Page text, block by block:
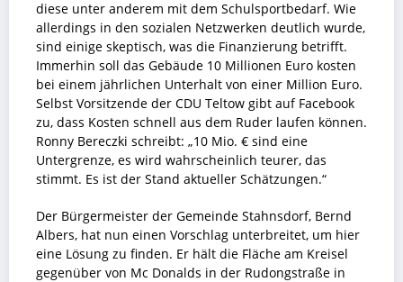
diese unter anderem mit dem Schulsportbedarf. Wie
allerdings in den sozialen Netzwerken deutlich wurde,
sind einige skeptisch, was die Finanzierung betrifft.
Immerhin soll das Gebäude 10 Millionen Euro kosten
bei einem jährlichen Unterhalt von einer Million Euro.
Selbst Vorsitzende der CDU Teltow gibt auf Facebook
zu, dass Kosten schnell aus dem Ruder laufen können.
Ronny Bereczki schreibt: „10 Mio. € sind eine
Untergrenze, es wird wahrscheinlich teurer, das
stimmt. Es ist der Stand aktueller Schätzungen.“
Der Bürgermeister der Gemeinde Stahnsdorf, Bernd
Albers, hat nun einen Vorschlag unterbreitet, um hier
eine Lösung zu finden. Er hält die Fläche am Kreisel
gegenüber von Mc Donalds in der Rudongstraße in